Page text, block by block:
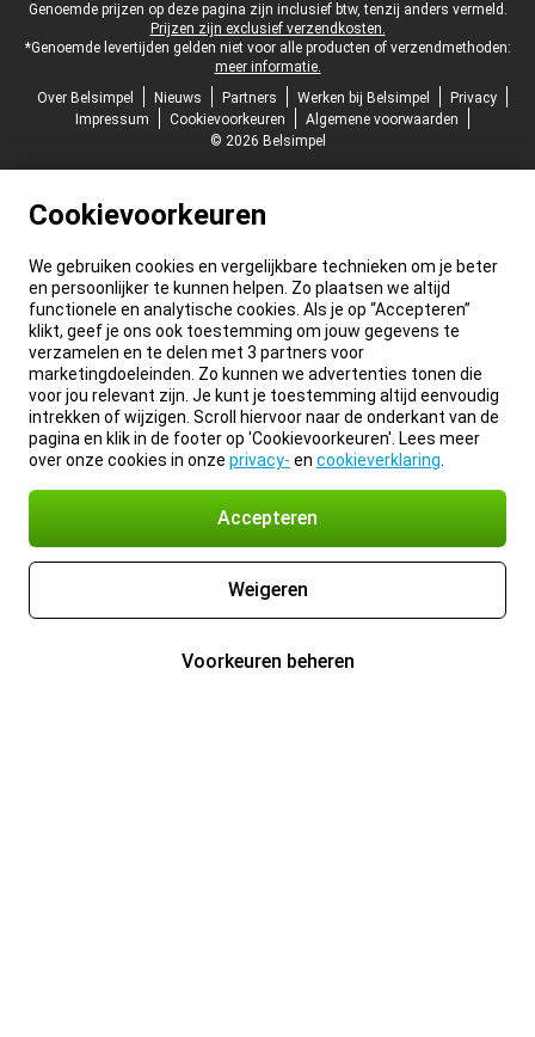
Juridische voettekst
Genoemde prijzen op deze pagina zijn inclusief btw, tenzij anders vermeld.
Prijzen zijn exclusief verzendkosten.
*Genoemde levertijden gelden niet voor alle producten of verzendmethoden:
meer informatie.
Over Belsimpel
Nieuws Partners Werken bij Belsimpel
Privacy
Impressum
Cookievoorkeuren
Algemene voorwaarden
© 2026 Belsimpel
Cookievoorkeuren
We gebruiken cookies en vergelijkbare technieken om je beter
en persoonlijker te kunnen helpen. Zo plaatsen we altijd
functionele en analytische cookies. Als je op “Accepteren”
klikt, geef je ons ook toestemming om jouw gegevens te
verzamelen en te delen met 3 partners voor
marketingdoeleinden. Zo kunnen we advertenties tonen die
voor jou relevant zijn. Je kunt je toestemming altijd eenvoudig
intrekken of wijzigen. Scroll hiervoor naar de onderkant van de
pagina en klik in de footer op 'Cookievoorkeuren'. Lees meer
over onze cookies in onze privacy- en cookieverklaring
Accepteren
Weigeren
Voorkeuren beheren